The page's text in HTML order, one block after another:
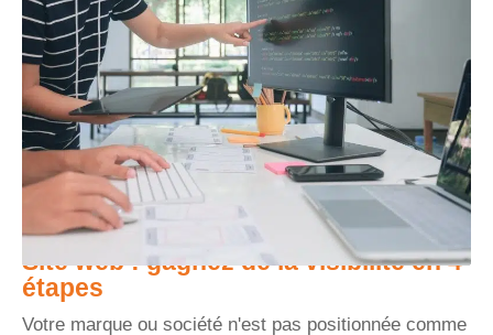
Site web : gagnez de la visibilité en 4
étapes
Votre marque ou société n'est pas positionnée comme